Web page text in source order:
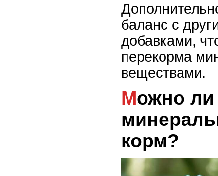
баланс с
добавками,
перекорма
веществами.
Можно ли подмешивать
корм?